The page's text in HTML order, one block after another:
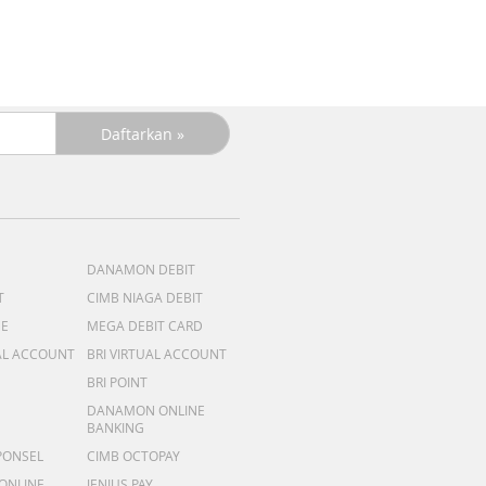
DANAMON DEBIT
CIMB NIAGA DEBIT
MEGA DEBIT CARD
ACCOUNT
BRI VIRTUAL ACCOUNT
BRI POINT
DANAMON ONLINE
BANKING
CIMB OCTOPAY